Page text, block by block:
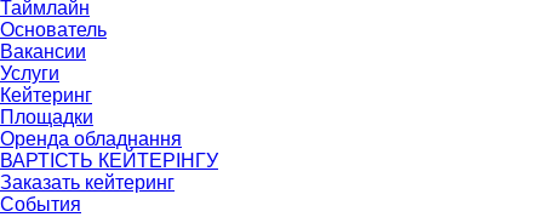
Таймлайн
Основатель
Вакансии
Услуги
Кейтеринг
Площадки
Оренда обладнання
ВАРТІСТЬ КЕЙТЕРІНГУ
Заказать кейтеринг
События